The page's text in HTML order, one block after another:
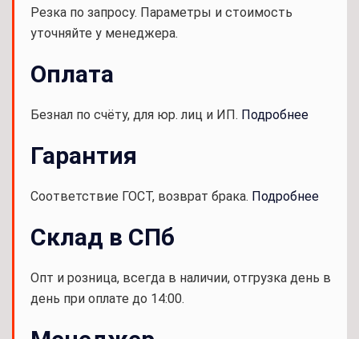
Резка по запросу. Параметры и стоимость
уточняйте у менеджера.
Оплата
Безнал по счёту, для юр. лиц и ИП. Подробнее
Гарантия
Соответствие ГОСТ, возврат брака. Подробнее
Склад в СПб
Опт и розница, всегда в наличии, отгрузка день в
день при оплате до 14:00.